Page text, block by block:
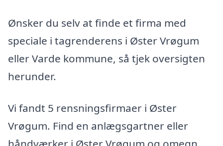
Ønsker du selv at finde et firma med
speciale i tagrenderens i Øster Vrøgum
eller Varde kommune, så tjek oversigten
herunder.
Vi fandt 5 rensningsfirmaer i Øster
Vrøgum. Find en anlægsgartner eller